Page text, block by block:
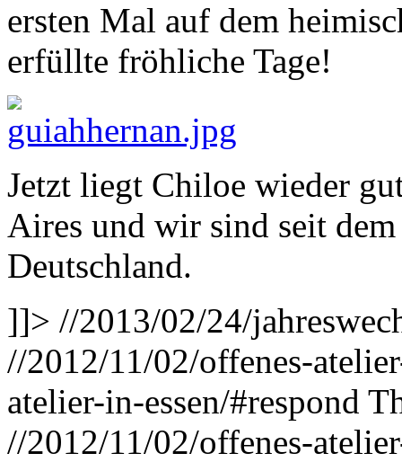
ersten Mal auf dem
erfüllte fröhliche Tage!
Jetzt liegt Chiloe wieder
Aires und wir sind seit
Deutschland.
]]> //2013/02/24/
//2012/11/02/offenes-
atelier-in-essen/#respond
//2012/11/02/offenes-